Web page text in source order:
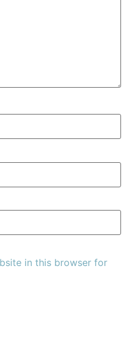
in this browser for